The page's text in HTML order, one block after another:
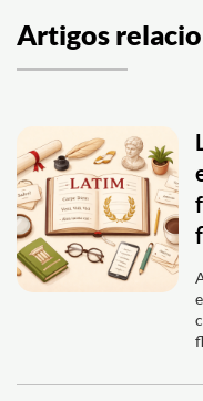
Artigos